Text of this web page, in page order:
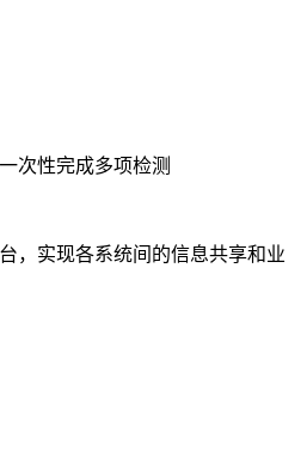
次性完成多项检测
，实现各系统间的信息共享和业